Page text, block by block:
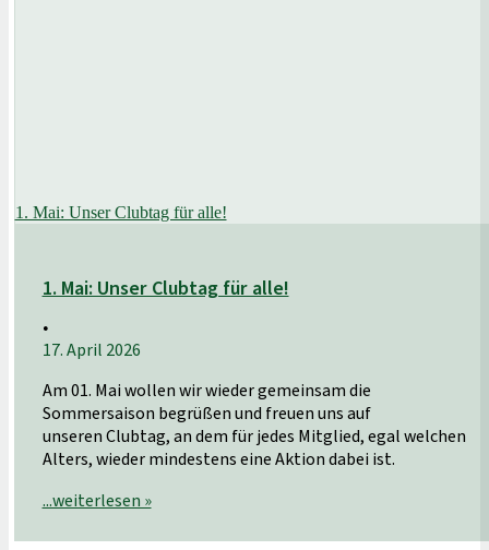
1. Mai: Unser Clubtag für alle!
1. Mai: Unser Clubtag für alle!
•
17. April 2026
Am 01. Mai wollen wir wieder gemeinsam die
Sommersaison begrüßen und freuen uns auf
unseren Clubtag, an dem für jedes Mitglied, egal welchen
Alters, wieder mindestens eine Aktion dabei ist.
...weiterlesen »